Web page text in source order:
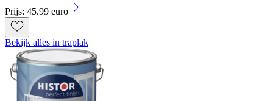
Prijs: 45.99 euro
Bekijk alles in traplak